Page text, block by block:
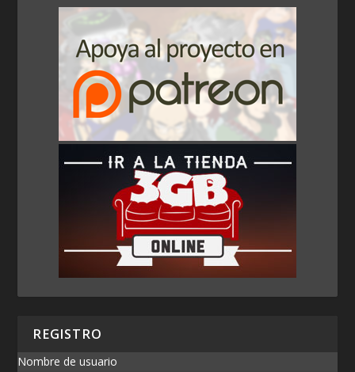
REGISTRO
Nombre de usuario